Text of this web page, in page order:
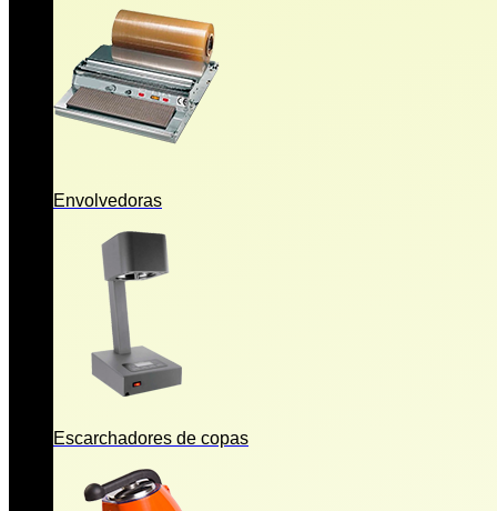
Envolvedoras
Escarchadores de copas